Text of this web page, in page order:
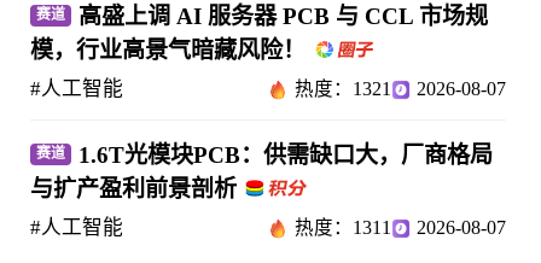
赛道
高盛上调 AI 服务器 PCB 与 CCL 市场规
模，行业高景气暗藏风险！
#人工智能 热度：1321 2026-08-07
赛道
1.6T光模块PCB：供需缺口大，厂商格局
与扩产盈利前景剖析
#人工智能 热度：1311 2026-08-07